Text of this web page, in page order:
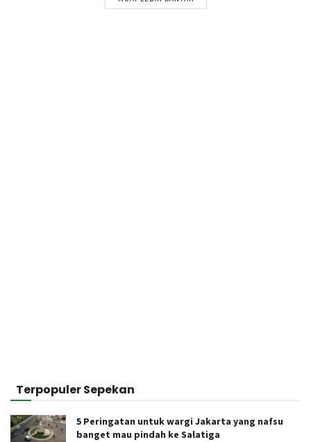
Terpopuler Sepekan
5 Peringatan untuk wargi Jakarta yang nafsu
banget mau pindah ke Salatiga